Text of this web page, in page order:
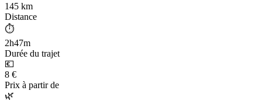
145 km
Distance
⏱️
2h47m
Durée du trajet
💶
8 €
Prix à partir de
🌿